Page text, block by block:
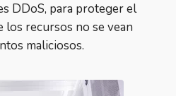
DDoS, para proteger el
recursos no se vean
maliciosos.